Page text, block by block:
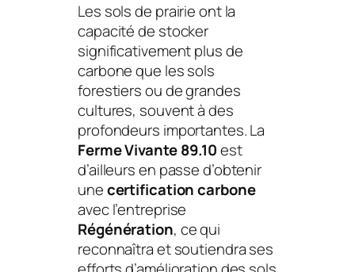
Les sols de prairie ont la
capacité de stocker
significativement plus de
carbone que les sols
forestiers ou de grandes
cultures, souvent à des
profondeurs importantes. La
Ferme Vivante 89.10est
d’ailleurs en passe d’obtenir
unecertification carbone
avec l’entreprise
Régénération, ce qui
reconnaîtra et soutiendra ses